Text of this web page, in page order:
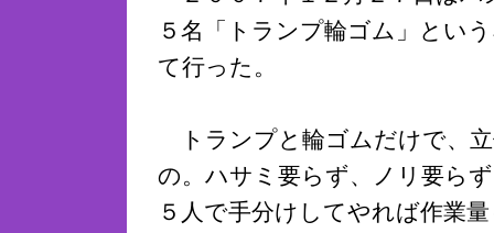
５名「トランプ輪ゴム」とい
て行った。
トランプと輪ゴムだけで、
の。ハサミ要らず、ノリ要ら
５人で手分けしてやれば作業